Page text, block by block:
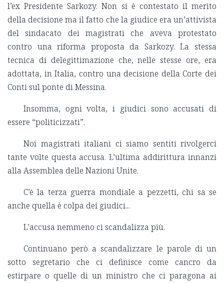
l’ex Presidente Sarkozy. Non si è contestato il merito
della decisione ma il fatto che la giudice era un’attivista
del sindacato dei magistrati che aveva protestato
contro una riforma proposta da Sarkozy. La stessa
tecnica di delegittimazione che, nelle stesse ore, era
adottata, in Italia, contro una decisione della Corte dei
Conti sul ponte di Messina.
Insomma, ogni volta, i giudici sono accusati di
essere “politicizzati”.
Noi magistrati italiani ci siamo sentiti rivolgerci
tante volte questa accusa. L’ultima addirittura innanzi
alla Assemblea delle Nazioni Unite.
C’è la terza guerra mondiale a pezzetti, chi sa se
anche quella è colpa dei giudici...
L’accusa nemmeno ci scandalizza più.
Continuano però a scandalizzare le parole di un
sotto segretario che ci definisce come cancro da
estirpare o quelle di un ministro che ci paragona ai